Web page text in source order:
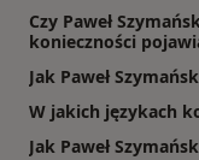
Czy Paweł
konieczności
Jak Paweł
W jakich językach
Jak Paweł